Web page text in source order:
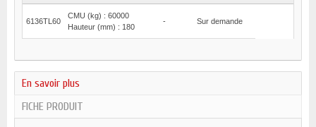
6136TL60
CMU (kg) : 60000
Hauteur (mm) : 180
- Sur demande
En savoir plus
FICHE PRODUIT